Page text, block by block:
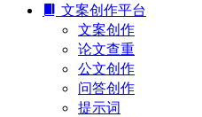
文案创作平台
文案创作
论文查重
公文创作
问答创作
提示词